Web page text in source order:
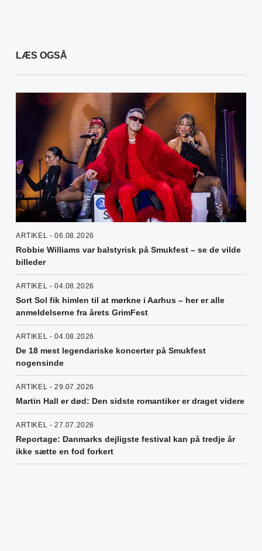
LÆS OGSÅ
ARTIKEL - 06.08.2026
Robbie Williams var balstyrisk på Smukfest – se de vilde
billeder
ARTIKEL - 04.08.2026
Sort Sol fik himlen til at mørkne i Aarhus – her er alle
anmeldelserne fra årets GrimFest
ARTIKEL - 04.08.2026
De 18 mest legendariske koncerter på Smukfest
nogensinde
ARTIKEL - 29.07.2026
Martin Hall er død: Den sidste romantiker er draget videre
ARTIKEL - 27.07.2026
Reportage: Danmarks dejligste festival kan på tredje år
ikke sætte en fod forkert